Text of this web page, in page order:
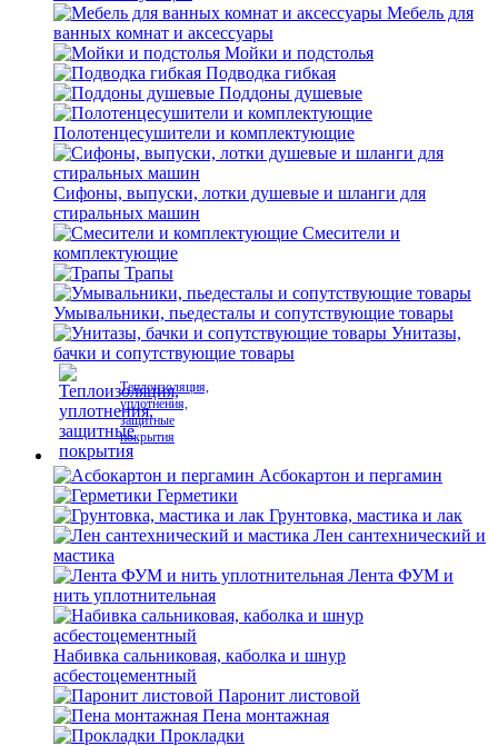
Мебель для
ванных комнат и аксессуары
Мойки и подстолья
Подводка гибкая
Поддоны душевые
Полотенцесушители и комплектующие
Сифоны, выпуски, лотки душевые и шланги для
стиральных машин
Смесители и
комплектующие
Трапы
Умывальники, пьедесталы и сопутствующие товары
Унитазы,
бачки и сопутствующие товары
Теплоизоляция,
уплотнения,
защитные
покрытия
Асбокартон и пергамин
Герметики
Грунтовка, мастика и лак
Лен сантехнический и
мастика
Лента ФУМ и
нить уплотнительная
Набивка сальниковая, каболка и шнур
асбестоцементный
Паронит листовой
Пена монтажная
Прокладки